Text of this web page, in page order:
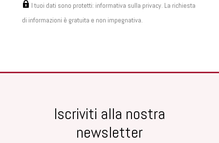
I tuoi dati sono protetti: informativa sulla privacy. La richiesta
di informazioni è gratuita e non impegnativa.
Iscriviti alla nostra
newsletter